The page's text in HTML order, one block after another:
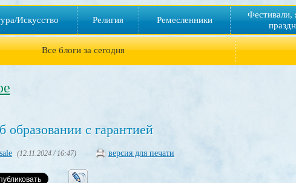
Искусство Религия Ремесленники
Фестивали,
Все блоги за сегодня
с гарантией
(12.11.2024 / 16:47) версия для печати